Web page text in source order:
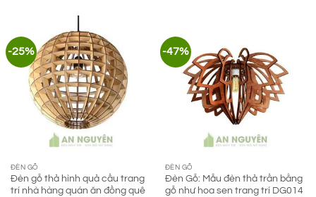
-25%
ĐÈN GỖ
Đèn gỗ thả hình quả cầu trang
trí nhà hàng quán ăn đồng quê
-47%
ĐÈN GỖ
Đèn Gỗ: Mẫu đèn thả trần bằng
gỗ như hoa sen trang trí DG014